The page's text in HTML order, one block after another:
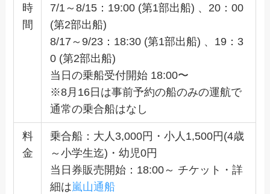
時
間
7/1～8/15：19:00 (第1部出船) 、20：00
(第2部出船)
8/17～9/23：18:30 (第1部出船) 、19：3
0 (第2部出船)
当日の乗船受付開始 18:00〜
※8月16日は事前予約の船のみの運航で
通常の乗合船はなし
料
金
乗合船：大人3,000円・小人1,500円(4歳
～小学生迄)・幼児0円
当日券販売開始：18:00～ チケット・詳
細は嵐山通船